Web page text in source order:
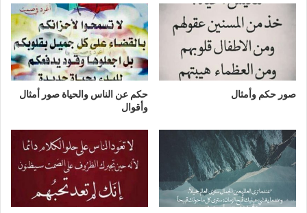
صور حكم وأمثال
حكم عن الناس والحياة صور أمثال
وأقوال